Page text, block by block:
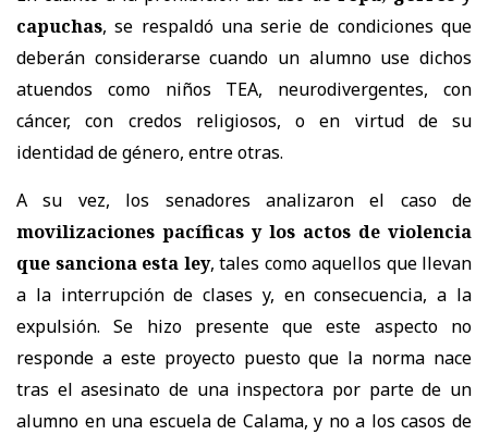
capuchas, se respaldó una serie de condiciones que
deberán considerarse cuando un alumno use dichos
atuendos como niños TEA, neurodivergentes, con
cáncer, con credos religiosos, o en virtud de su
identidad de género, entre otras.
A su vez, los senadores analizaron el caso de
movilizaciones pacíficas y los actos de violencia
que sanciona esta ley, tales como aquellos que llevan
a la interrupción de clases y, en consecuencia, a la
expulsión. Se hizo presente que este aspecto no
responde a este proyecto puesto que la norma nace
tras el asesinato de una inspectora por parte de un
alumno en una escuela de Calama, y no a los casos de